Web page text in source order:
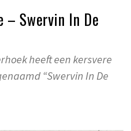
– Swervin In De
heeft een kersvere
“Swervin In De